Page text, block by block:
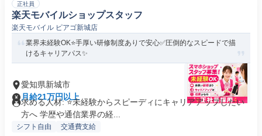
正社員
楽天モバイルショップスタッフ
楽天モバイル ピアゴ新城店
業界未経験OK⭐️手厚い研修制度ありで安心✅圧倒的なスピードで描
けるキャリアパス✨
愛知県新城市
月給21万円以上
求める人材: ⭐未経験からスピーディにキャリアアップしたい
方へ 学歴や通信業界の経...
シフト自由 交通費支給